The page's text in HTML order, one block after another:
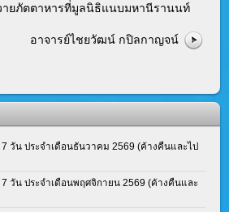
ยภัตตาหารที่มูลนิธิแนบมหานีรานนท์
อาจารย์ไชยวัฒน์ กปิลกาญจน์
วัน ประจำเดือนธันวาคม 2569 (ค้างคืนและไป
วัน ประจำเดือนพฤศจิกายน 2569 (ค้างคืนและ